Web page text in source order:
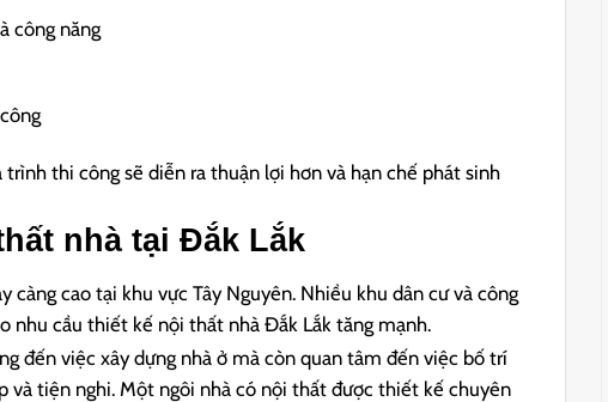
công năng
thi công sẽ diễn ra thuận lợi hơn và hạn chế phát sinh
nhà tại Đắk Lắk
cao tại khu vực Tây Nguyên. Nhiều khu dân cư và công
nhu cầu thiết kế nội thất nhà Đắk Lắk tăng mạnh.
đến việc xây dựng nhà ở mà còn quan tâm đến việc bố trí
và tiện nghi. Một ngôi nhà có nội thất được thiết kế chuyên